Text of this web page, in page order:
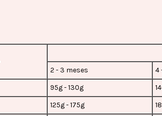
2 - 3 meses
4
95g - 130g
125g - 175g